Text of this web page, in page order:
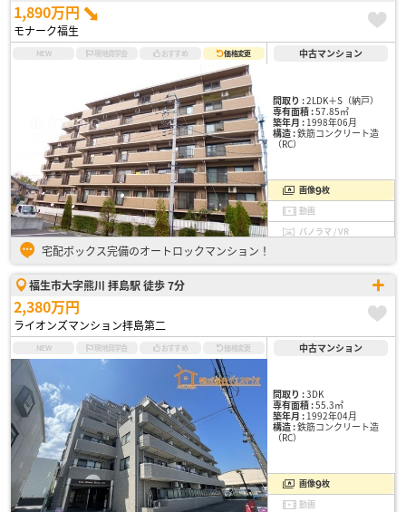
1,890万円
モナーク福生
NEW 現地見学会 おすすめ 価格変更 中古マンション
間取り :2LDK＋S（納戸）
専有面積 :57.85㎡
築年月 :1998年06月
構造 :鉄筋コンクリート造
（RC）
画像9枚
動画
パノラマ / VR
宅配ボックス完備のオートロックマンション！
福生市大字熊川 拝島駅 徒歩 7分
2,380万円
ライオンズマンション拝島第二
NEW 現地見学会 おすすめ 価格変更 中古マンション
間取り :3DK
専有面積 :55.3㎡
築年月 :1992年04月
構造 :鉄筋コンクリート造
（RC）
画像9枚
動画